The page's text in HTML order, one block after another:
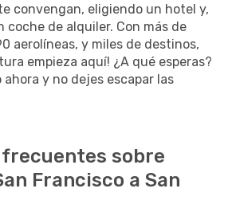
convengan, eligiendo un hotel y,
coche de alquiler. Con más de
aerolíneas, y miles de destinos,
empieza aquí! ¿A qué esperas?
ahora y no dejes escapar las
sobre
Francisco a San